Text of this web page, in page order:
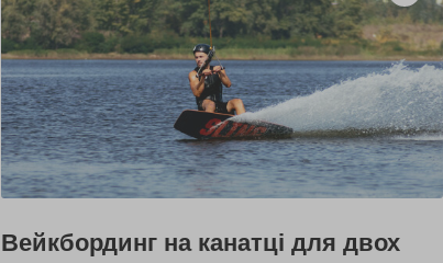
Вейкбординг на канатці для двох